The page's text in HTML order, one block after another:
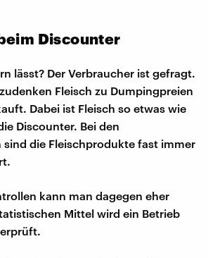
Discounter
lässt? Der Verbraucher ist gefragt.
Fleisch zu Dumpingpreien
Dabei ist Fleisch so etwas wie
Discounter. Bei den
die Fleischprodukte fast immer
kann man dagegen eher
Mittel wird ein Betrieb